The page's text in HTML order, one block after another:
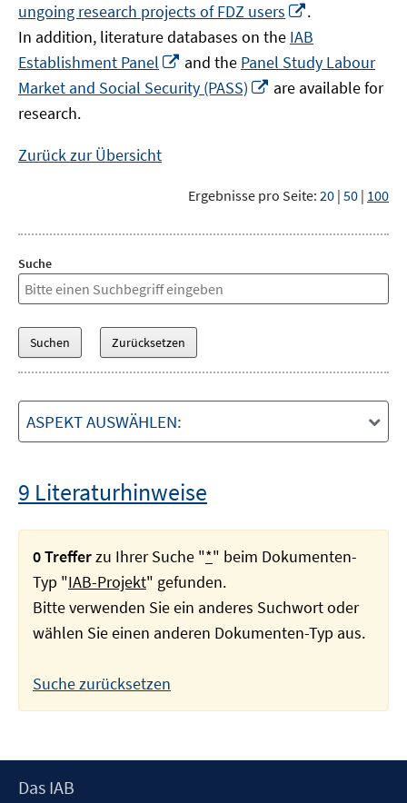
ungoing research projects of FDZ users
neuem
Fenster
öffnen
.
In addition, literature databases on the IAB
Establishment Panel
In
neuem
Fenster
and the Panel Study Labour
Market and Social Security (PASS)
In
are available for
research.
Zurück zur Übersicht
Ergebnisse pro Seite: 20 | 50 | 100
Suche
ASPEKT AUSWÄHLEN:
9 Literaturhinweise
0 Trefferzu Ihrer Suche "*" beim Dokumenten-
Typ "IAB-Projekt" gefunden.
Bitte verwenden Sie ein anderes Suchwort oder
wählen Sie einen anderen Dokumenten-Typ aus.
Suche zurücksetzen
Footer
Das IAB